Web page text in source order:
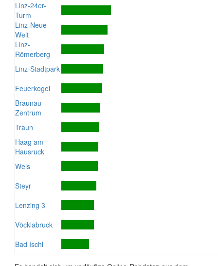
Linz-24er-
Turm
Linz-Neue
Welt
Linz-
Römerberg
Linz-Stadtpark
Feuerkogel
Braunau
Zentrum
Traun
Haag am
Hausruck
Wels
Steyr
Lenzing 3
Vöcklabruck
Bad Ischl